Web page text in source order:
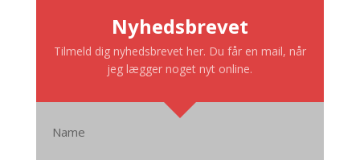
Nyhedsbrevet
Tilmeld dig nyhedsbrevet her. Du får en mail, når
jeg lægger noget nyt online.
Name